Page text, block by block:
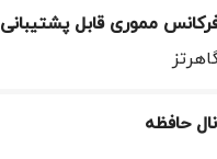
مموری قابل پشتیبانی
حافظه